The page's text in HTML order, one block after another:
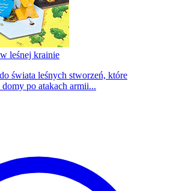
leśnej krainie
świata leśnych stworzeń, które
po atakach armii...